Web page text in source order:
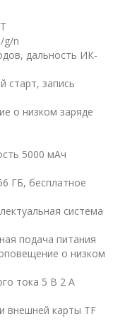
g/n
дальность ИК-
старт, запись
о низком заряде
5000 мАч
ГБ, бесплатное
система
подача питания
о низком
тока 5 В 2 А
внешней карты TF